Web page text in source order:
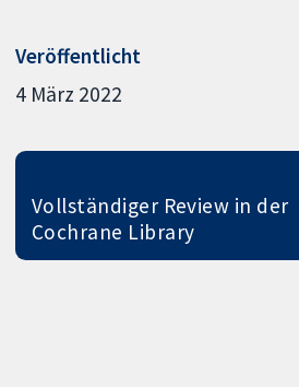
Veröffentlicht
4 März 2022
Vollständiger Review in der
Cochrane Library